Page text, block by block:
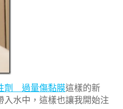
劑 過量傷黏膜這樣的新
入水中，這樣也讓我開始注